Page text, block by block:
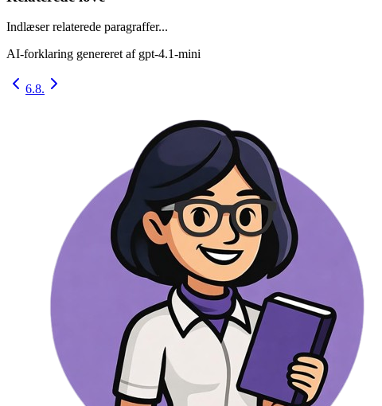
Indlæser relaterede paragraffer...
AI-forklaring genereret af gpt-4.1-mini
6.8.